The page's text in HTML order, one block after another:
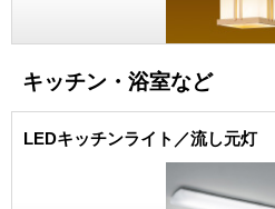
キッチン・浴室など
LEDキッチンライト／流し元灯